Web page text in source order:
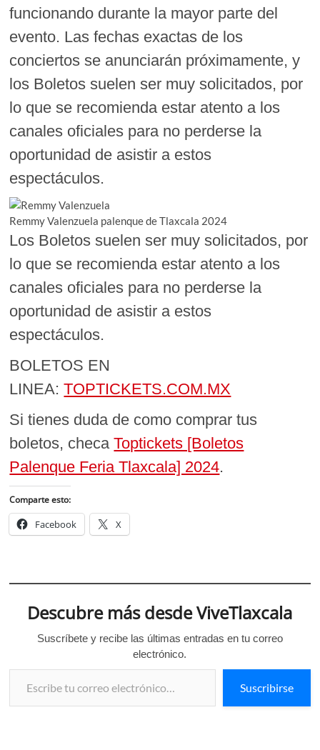
funcionando durante la mayor parte del
evento. Las fechas exactas de los
conciertos se anunciarán próximamente, y
los Boletos suelen ser muy solicitados, por
lo que se recomienda estar atento a los
canales oficiales para no perderse la
oportunidad de asistir a estos
espectáculos.
Remmy Valenzuela palenque de Tlaxcala 2024
Los Boletos suelen ser muy solicitados, por
lo que se recomienda estar atento a los
canales oficiales para no perderse la
oportunidad de asistir a estos
espectáculos.
BOLETOS EN
LINEA:TOPTICKETS.COM.MX
Si tienes duda de como comprar tus
boletos, checaToptickets [Boletos
Palenque Feria Tlaxcala] 2024.
Comparte esto:
Facebook X
Descubre más desde ViveTlaxcala
Suscríbete y recibe las últimas entradas en tu correo
electrónico.
Escribe tu correo electrónico…
Suscribirse